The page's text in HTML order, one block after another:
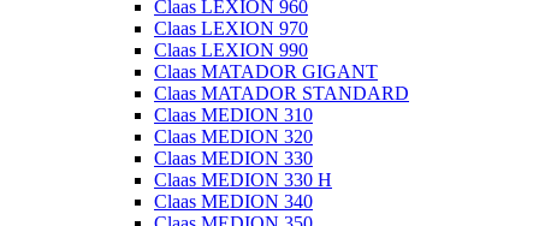
Claas LEXION 960
Claas LEXION 970
Claas LEXION 990
Claas MATADOR GIGANT
Claas MATADOR STANDARD
Claas MEDION 310
Claas MEDION 320
Claas MEDION 330
Claas MEDION 330 H
Claas MEDION 340